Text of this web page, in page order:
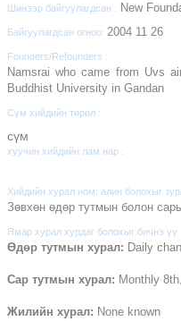
Шинээр байгуулагдсан : New
Байгуулагдсан огноо: 2004 11 26
Founders/Refounders :
Namsrai who came from Uvs
Buddhist University in Gandan
Сүм хийдийн төрөл :
cүм
хуучин хийдийн лам нар :
Хийдийн хурал ном: алин болохыг
Зөвхөн өдөр тутмын болон
Ямар хурал хурдаг болохыг бичнэ үү :
Өдөр тутмын хурал: Daily
Сар тутмын хурал: Monthly
Жилийн хурал: None known